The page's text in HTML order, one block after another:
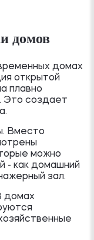
домов
домах
открытой
плавно
Это создает
Вместо
можно
- как домашний
зал.
домах